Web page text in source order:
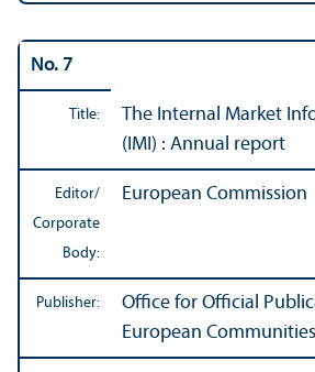
No. 7
Title:
The Internal Market
(IMI) : Annual report
Editor/
Corporate
Body:
European Commission
Publisher:
Office for Official
European Communities